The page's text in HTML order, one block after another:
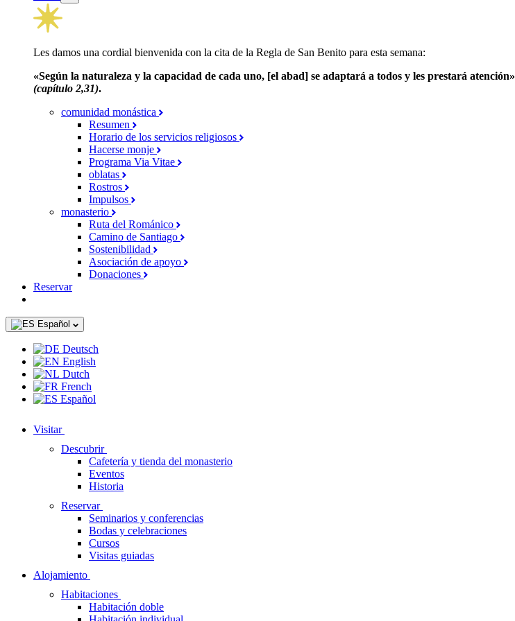
Les damos una cordial bienvenida con la cita de la Regla de San Benito para esta semana:
«Según la naturaleza y la capacidad de cada uno, [el abad] se adaptará a todos y les prestará atención»
(capítulo 2,31).
comunidad monástica
Resumen
Horario de los servicios religiosos
Hacerse monje
Programa Via Vitae
oblatas
Rostros
Impulsos
monasterio
Ruta del Románico
Camino de Santiago
Sostenibilidad
Asociación de apoyo
Donaciones
Reservar
Español
Deutsch
English
Dutch
French
Español
Visitar
Descubrir
Cafetería y tienda del monasterio
Eventos
Historia
Reservar
Seminarios y conferencias
Bodas y celebraciones
Cursos
Visitas guiadas
Alojamiento
Habitaciones
Habitación doble